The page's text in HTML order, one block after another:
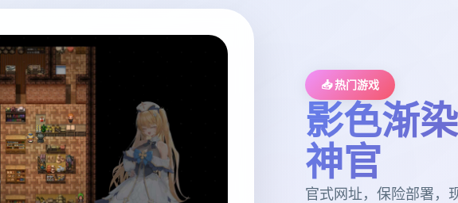
📥 热门游戏
影色渐
神官
官式网址，保险部署，